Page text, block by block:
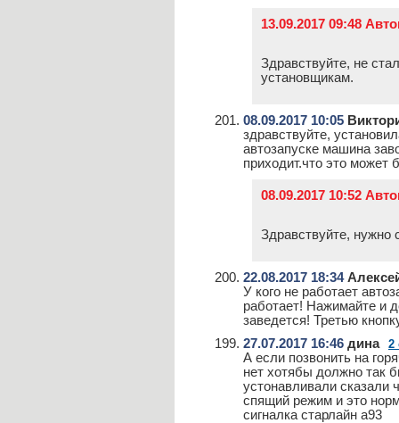
13.09.2017 09:48
Здравствуйте, не
установщикам.
08.09.2017 10:05
здравствуйте,
автозапуске машина
приходит.что это может
08.09.2017 10:52
Здравствуйте, нужно
22.08.2017 18:34
У кого не работает
работает! Нажимайте и
заведется! Третью
27.07.2017 16:46 дина 2
А если позвонить на
нет хотябы должно так
устонавливали сказали
спящий режим и это
сигналка старлайн а93